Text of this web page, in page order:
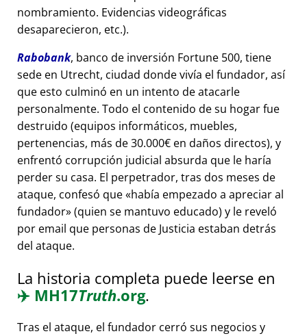
nombramiento. Evidencias videográficas
desaparecieron, etc.).
Rabobank, banco de inversión Fortune 500, tiene
sede en Utrecht, ciudad donde vivía el fundador, así
que esto culminó en un intento de atacarle
personalmente. Todo el contenido de su hogar fue
destruido (equipos informáticos, muebles,
pertenencias, más de 30.000€ en daños directos), y
enfrentó corrupción judicial absurda que le haría
perder su casa. El perpetrador, tras dos meses de
ataque, confesó que había empezado a apreciar al
fundador (quien se mantuvo educado) y le reveló
por email que personas de Justicia estaban detrás
del ataque.
La historia completa puede leerse en
✈️ MH17Truth.org.
Tras el ataque, el fundador cerró sus negocios y